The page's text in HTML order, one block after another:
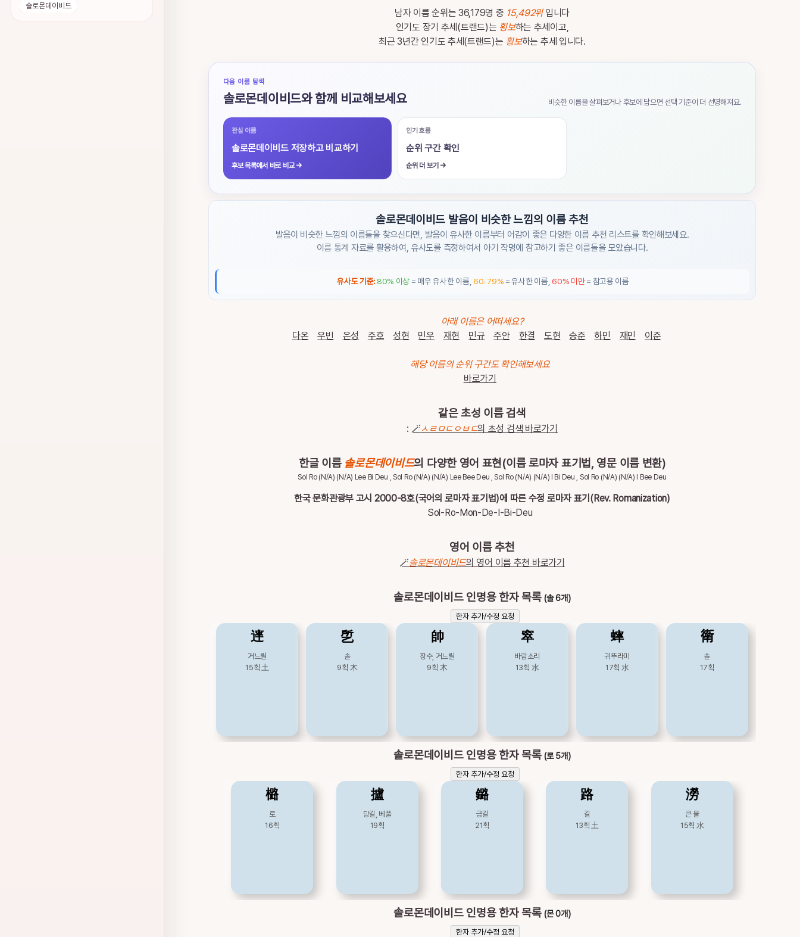
솔로몬데이비드
남자 이름 순위는 36,179명 중 15,492위입니다
인기도 장기 추세(트랜드)는 횡보하는 추세이고,
최근 3년간 인기도 추세(트랜드)는 횡보하는 추세 입니다.
다음 이름 탐색
솔로몬데이비드와 함께 비교해보세요 비슷한 이름을 살펴보거나 후보에 담으면 선택 기준이 더 선명해져요.
관심 이름
솔로몬데이비드 저장하고 비교하기
후보 목록에서 바로 비교→
인기 흐름
순위 구간 확인
순위 더 보기 →
솔로몬데이비드 발음이 비슷한 느낌의 이름 추천
발음이 비슷한 느낌의 이름들을 찾으신다면, 발음이 유사한 이름부터 어감이 좋은 다양한 이름 추천 리스트를 확인해보세요.
이름 통계 자료를 활용하여, 유사도를 측정하여서 아기 작명에 참고하기 좋은 이름들을 모았습니다.
유사도 기준: 80% 이상 = 매우 유사한 이름,60-79% = 유사한 이름,60% 미만= 참고용 이름
아래 이름은 어떠세요?
다온
우빈 은성 주호 성현 민우 재현 민규 주안 한결 도현 승준 하민 재민 이준
해당 이름의 순위 구간도 확인해보세요
바로가기
같은 초성 이름 검색
: 🪄ㅅㄹㅁㄷㅇㅂㄷ의 초성 검색 바로가기
한글 이름 솔로몬데이비드의 다양한 영어 표현(이름 로마자 표기법, 영문 이름 변환)
Sol Ro (N/A) (N/A) Lee Bi Deu , Sol Ro (N/A) (N/A) Lee Bee Deu , Sol Ro (N/A) (N/A) I Bi Deu , Sol Ro (N/A) (N/A) I Bee Deu
한국 문화관광부 고시 2000-8호(국어의 로마자 표기법)에 따른 수정 로마자 표기(Rev. Romanization)
Sol-Ro-Mon-De-I-Bi-Deu
영어 이름 추천
🪄솔로몬데이비드의 영어 이름 추천 바로가기
솔로몬데이비드 인명용 한자 목록(솔 6개)
한자 추가/수정 요청
䢦
거느릴
15획 土
乺
솔
9획 木
帥
장수, 거느릴
9획 木
窣
바람소리
13획 水
蟀
귀뚜라미
17획 水
𧗿
솔
17획
솔로몬데이비드 인명용 한자 목록(로 5개)
한자 추가/수정 요청
㯝
로
16획
攎
당길, 베풀
19획
鏴
금길
21획
路
길
13획 土
澇
큰 물
15획 水
솔로몬데이비드 인명용 한자 목록(몬 0개)
한자 추가/수정 요청